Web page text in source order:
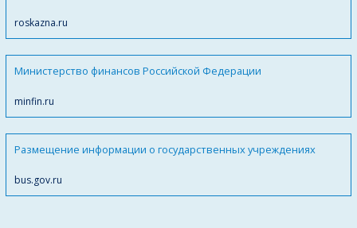
roskazna.ru
Министерство финансов Российской Федерации
minfin.ru
Размещение информации о государственных учреждениях
bus.gov.ru